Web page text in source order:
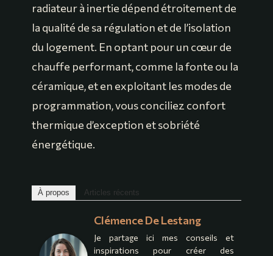
radiateur à inertie dépend étroitement de
la qualité de sa régulation et de l’isolation
du logement. En optant pour un cœur de
chauffe performant, comme la fonte ou la
céramique, et en exploitant les modes de
programmation, vous conciliez confort
thermique d’exception et sobriété
énergétique.
À propos Articles récents
Clémence De Lestang
Je partage ici mes conseils et
inspirations pour créer des